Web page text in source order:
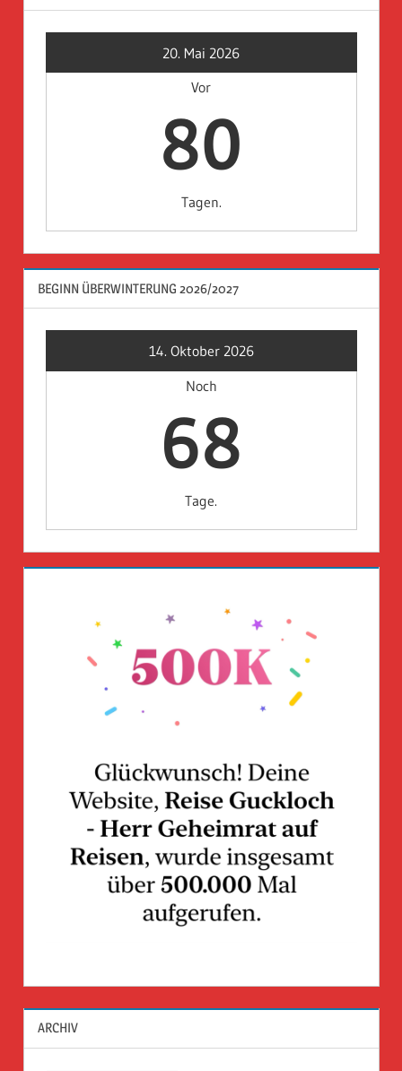
20. Mai 2026
Vor
80
Tagen.
BEGINN ÜBERWINTERUNG 2026/2027
14. Oktober 2026
Noch
68
Tage.
ARCHIV